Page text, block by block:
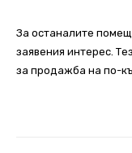
За останалите
заявения интерес.
за продажба на по-